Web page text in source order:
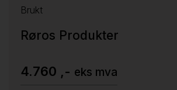
Brukt
Røros Produkter
4.760 ,- eks mva